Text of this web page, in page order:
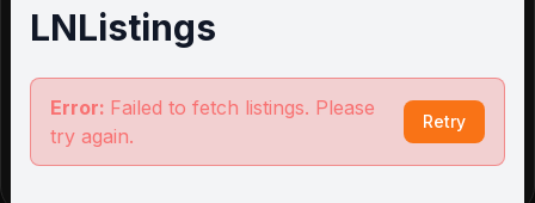
LNListings
Error: Failed to fetch listings. Please
try again.
Retry